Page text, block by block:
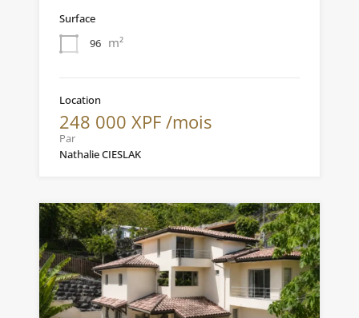
Surface
96 m²
Location
248 000 XPF /mois
Par
Nathalie CIESLAK